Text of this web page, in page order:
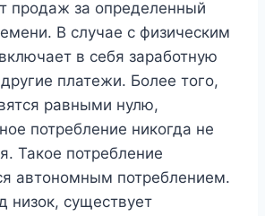
продаж за определенный
В случае с физическим
в себя заработную
платежи. Более того,
равными нулю,
потребление никогда не
Такое потребление
автономным потреблением.
низок, существует